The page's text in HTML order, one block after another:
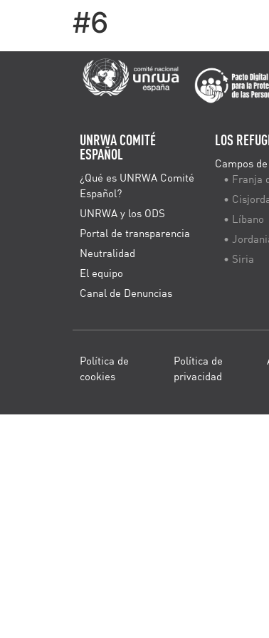
#6
UNRWA COMITÉ
ESPAÑOL
¿Qué es UNRWA Comité
Español?
UNRWA y los ODS
Portal de transparencia
Neutralidad
El equipo
Canal de Denuncias
LOS
Campos
• Franja
•
• Líbano
•
• Siria
Política de
cookies
Política de
privacidad